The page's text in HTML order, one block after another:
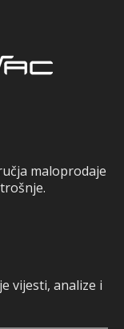
maloprodaje
vijesti, analize i